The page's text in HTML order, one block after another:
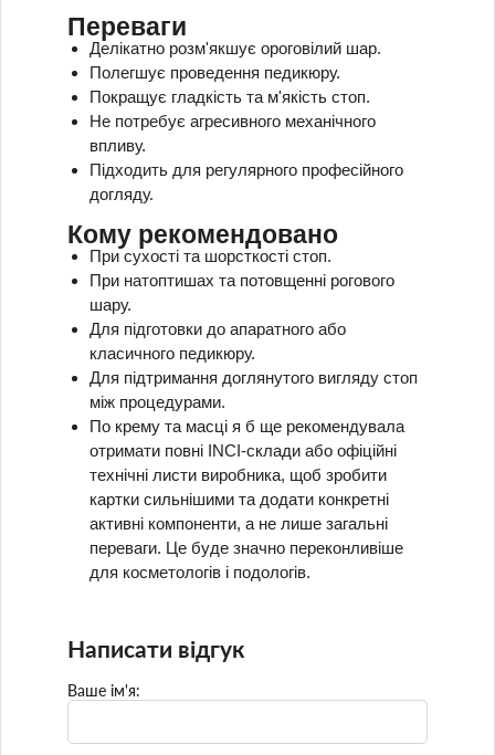
Переваги
Делікатно розм'якшує ороговілий шар.
Полегшує проведення педикюру.
Покращує гладкість та м'якість стоп.
Не потребує агресивного механічного
впливу.
Підходить для регулярного професійного
догляду.
Кому рекомендовано
При сухості та шорсткості стоп.
При натоптишах та потовщенні рогового
шару.
Для підготовки до апаратного або
класичного педикюру.
Для підтримання доглянутого вигляду стоп
між процедурами.
По крему та масці я б ще рекомендувала
отримати повні INCI-склади або офіційні
технічні листи виробника, щоб зробити
картки сильнішими та додати конкретні
активні компоненти, а не лише загальні
переваги. Це буде значно переконливіше
для косметологів і подологів.
Написати відгук
Ваше ім'я: